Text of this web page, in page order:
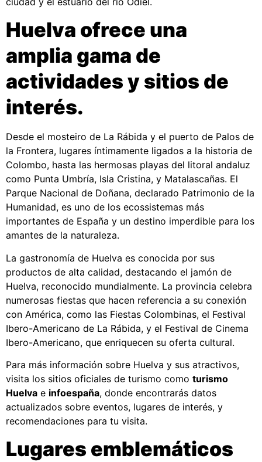
Huelva ofrece una
amplia gama de
actividades y sitios de
interés.
Desde el mosteiro de La Rábida y el puerto de Palos de
la Frontera, lugares íntimamente ligados a la historia de
Colombo, hasta las hermosas playas del litoral andaluz
como Punta Umbría, Isla Cristina, y Matalascañas. El
Parque Nacional de Doñana, declarado Patrimonio de la
Humanidad, es uno de los ecossistemas más
importantes de España y un destino imperdible para los
amantes de la naturaleza.
La gastronomía de Huelva es conocida por sus
productos de alta calidad, destacando el jamón de
Huelva, reconocido mundialmente. La provincia celebra
numerosas fiestas que hacen referencia a su conexión
con América, como las Fiestas Colombinas, el Festival
Ibero-Americano de La Rábida, y el Festival de Cinema
Ibero-Americano, que enriquecen su oferta cultural.
Para más información sobre Huelva y sus atractivos,
visita los sitios oficiales de turismo como turismo
Huelva e infoespaña, donde encontrarás datos
actualizados sobre eventos, lugares de interés, y
recomendaciones para tu visita.
Lugares emblemáticos